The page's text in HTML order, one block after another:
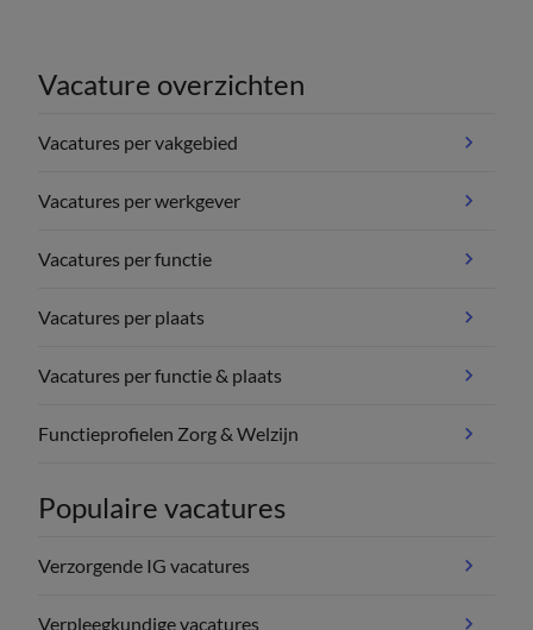
Vacature overzichten
Vacatures per vakgebied
Vacatures per werkgever
Vacatures per functie
Vacatures per plaats
Vacatures per functie & plaats
Functieprofielen Zorg & Welzijn
Populaire vacatures
Verzorgende IG vacatures
Verpleegkundige vacatures